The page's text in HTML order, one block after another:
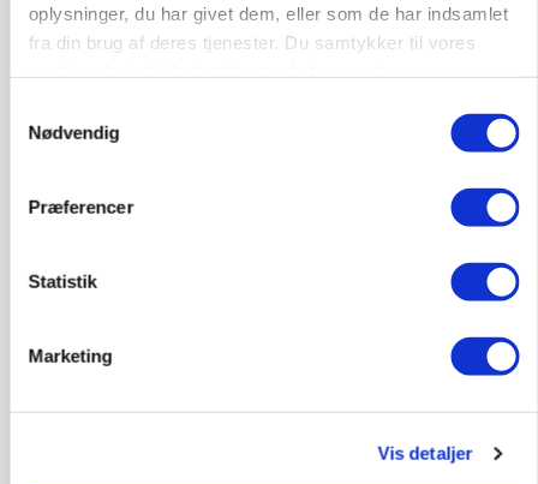
oplysninger, du har givet dem, eller som de har indsamlet
fra din brug af deres tjenester. Du samtykker til vores
Nødvendig
Præferencer
Statistik
Marketing
Vis detaljer
MASKINER
Forserie til selvkørende skårlægger afprøves i år
Markvandring sætter fokus på elefantgræs